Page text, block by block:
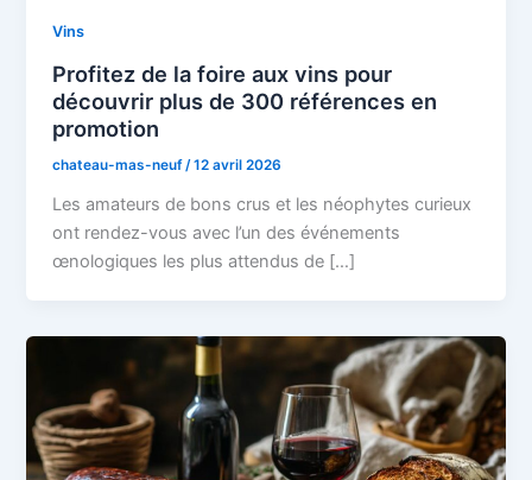
Vins
Profitez de la foire aux vins pour
découvrir plus de 300 références en
promotion
chateau-mas-neuf /12 avril 2026
Les amateurs de bons crus et les néophytes curieux
ont rendez-vous avec l’un des événements
œnologiques les plus attendus de […]